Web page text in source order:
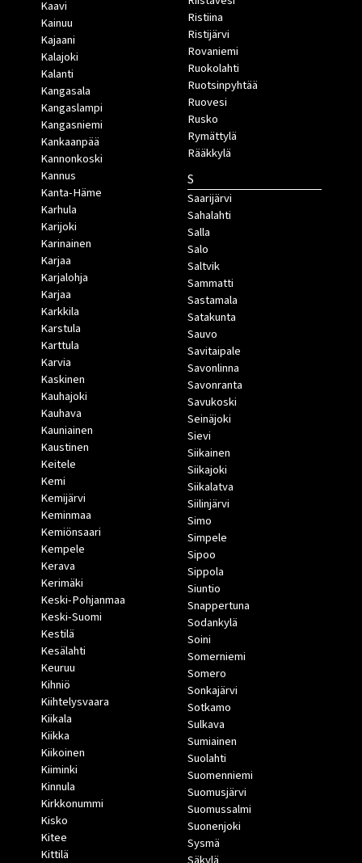
Kaavi
Kainuu
Kajaani
Kalajoki
Kalanti
Kangasala
Kangaslampi
Kangasniemi
Kankaanpää
Kannonkoski
Kannus
Kanta-Häme
Karhula
Karijoki
Karinainen
Karjaa
Karjalohja
Karjaa
Karkkila
Karstula
Karttula
Karvia
Kaskinen
Kauhajoki
Kauhava
Kauniainen
Kaustinen
Keitele
Kemi
Kemijärvi
Keminmaa
Kemiönsaari
Kempele
Kerava
Kerimäki
Keski-Pohjanmaa
Keski-Suomi
Kestilä
Kesälahti
Keuruu
Kihniö
Kiihtelysvaara
Kiikala
Kiikka
Kiikoinen
Kiiminki
Kinnula
Kirkkonummi
Kisko
Kitee
Kittilä
Ristiina
Ristijärvi
Rovaniemi
Ruokolahti
Ruotsinpyhtää
Ruovesi
Rusko
Rymättylä
Rääkkylä
S
Saarijärvi
Sahalahti
Salla
Salo
Saltvik
Sammatti
Sastamala
Satakunta
Sauvo
Savitaipale
Savonlinna
Savonranta
Savukoski
Seinäjoki
Sievi
Siikainen
Siikajoki
Siikalatva
Siilinjärvi
Simo
Simpele
Sipoo
Sippola
Siuntio
Snappertuna
Sodankylä
Soini
Somerniemi
Somero
Sonkajärvi
Sotkamo
Sulkava
Sumiainen
Suolahti
Suomenniemi
Suomusjärvi
Suomussalmi
Suonenjoki
Sysmä